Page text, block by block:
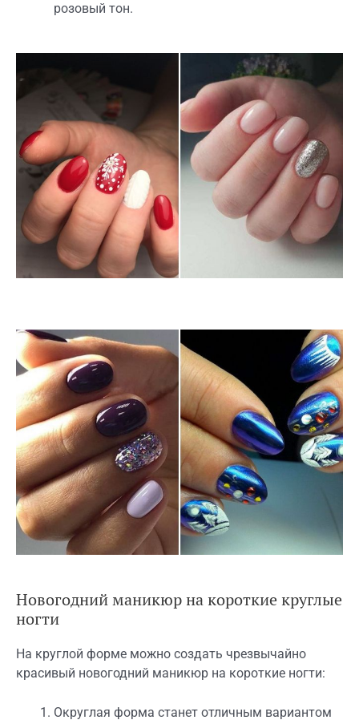
розовый тон.
Новогодний маникюр на короткие круглые
ногти
На круглой форме можно создать чрезвычайно
красивый новогодний маникюр на короткие ногти:
Округлая форма станет отличным вариантом